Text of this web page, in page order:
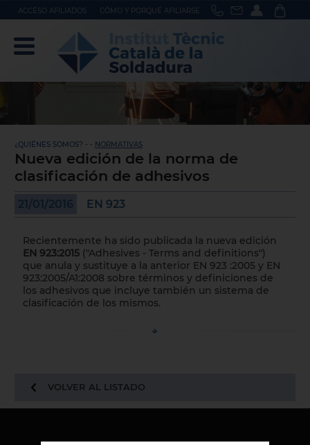
ACCÉSO AFILIADOS CÓMO Y PORQUÉ AFILIARSE
¿QUIÉNES SOMOS? - - NORMATIVAS
Nueva edición de la norma de
clasificación de adhesivos
21/01/2016 EN 923
Recientemente ha sido publicada la nueva edición
EN 923:2015("Adhesives - Terms and definitions")
que anula y sustituye a la anterior EN 923 :2005 y EN
923:2005/A1:2008 sobre términos y definiciones de
los adhesivos que incluye también un sistema de
clasificación de los mismos.
VOLVER AL LISTADO